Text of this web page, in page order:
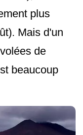
plus
Mais d'un
de
beaucoup